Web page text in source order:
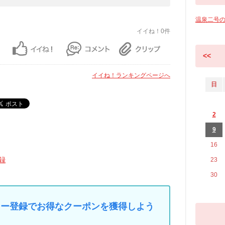
イイね！0件
イイね！ランキングページへ
登録でお得なクーポンを獲得しよう
温泉二号
<<
日
2
9
16
23
30